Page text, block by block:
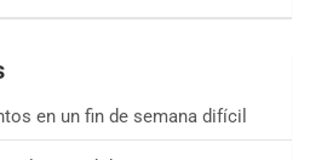
en un fin de semana difícil